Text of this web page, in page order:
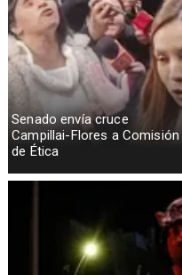
Senado envía cruce
Campillai-Flores a Comisión
de Ética